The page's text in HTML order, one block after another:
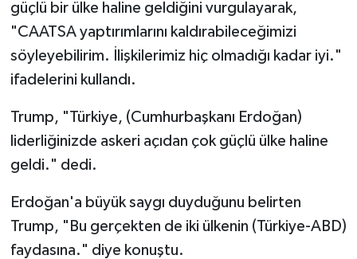
güçlü bir ülke haline geldiğini vurgulayarak,
"CAATSA yaptırımlarını kaldırabileceğimizi
söyleyebilirim. İlişkilerimiz hiç olmadığı kadar iyi."
ifadelerini kullandı.
Trump, "Türkiye, (Cumhurbaşkanı Erdoğan)
liderliğinizde askeri açıdan çok güçlü ülke haline
geldi." dedi.
Erdoğan'a büyük saygı duyduğunu belirten
Trump, "Bu gerçekten de iki ülkenin (Türkiye-ABD)
faydasına." diye konuştu.